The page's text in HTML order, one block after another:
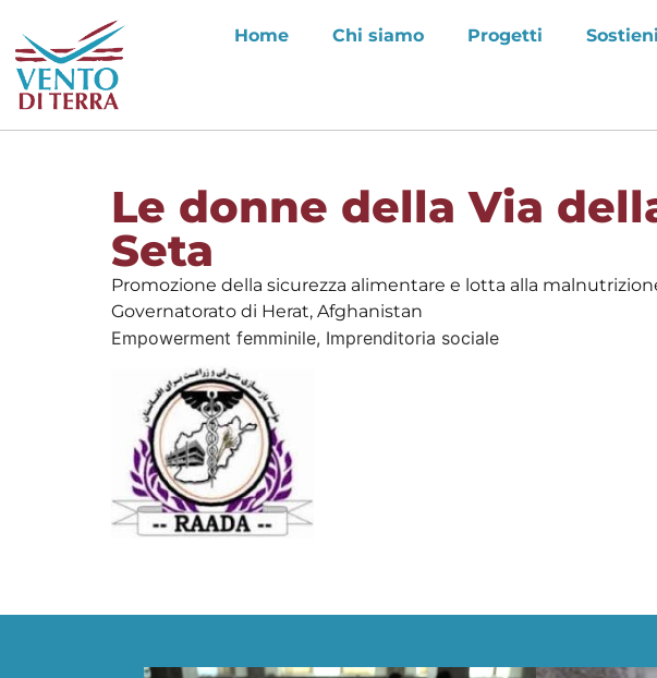
Home Chi siamo Progetti
Le donne della Via
Seta
Promozione della sicurezza alimentare e lotta alla
Governatorato di Herat, Afghanistan
Empowerment femminile, Imprenditoria sociale